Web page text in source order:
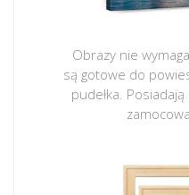
Obrazy nie
są gotowe do
pudełka.